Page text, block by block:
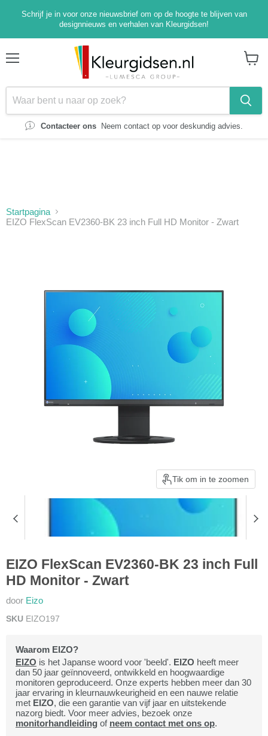
Schrijf je in voor onze nieuwsbrief om op de hoogte te blijven van
designnieuws en verhalen van Kleurgidsen!
Contacteer ons Neem contact op voor deskundig advies.
Startpagina
EIZO FlexScan EV2360-BK 23 inch Full HD Monitor - Zwart
Tik om in te zoomen
EIZO FlexScan EV2360-BK 23 inch Full
HD Monitor - Zwart
door Eizo
SKU EIZO197
Waarom EIZO?
EIZO is het Japanse woord voor 'beeld'. EIZO heeft meer
dan 50 jaar geïnnoveerd, ontwikkeld en hoogwaardige
monitoren geproduceerd. Onze experts hebben meer dan 30
jaar ervaring in kleurnauwkeurigheid en een nauwe relatie
met EIZO, die een garantie van vijf jaar en uitstekende
nazorg biedt. Voor meer advies, bezoek onze
monitorhandleiding of neem contact met ons op.